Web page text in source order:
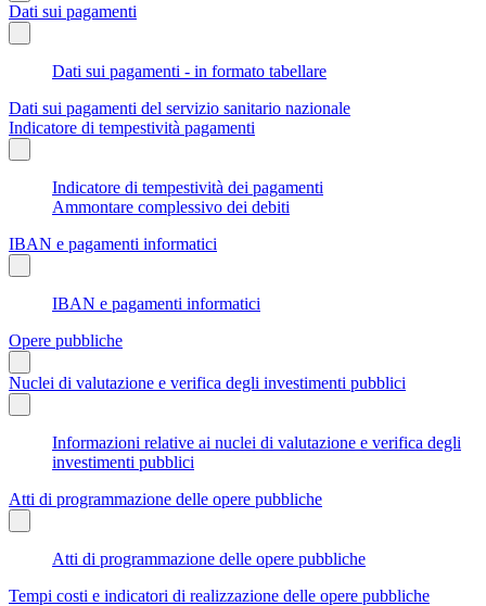
Dati sui pagamenti
Dati sui pagamenti - in formato tabellare
Dati sui pagamenti del servizio sanitario nazionale
Indicatore di tempestività pagamenti
Indicatore di tempestività dei pagamenti
Ammontare complessivo dei debiti
IBAN e pagamenti informatici
IBAN e pagamenti informatici
Opere pubbliche
Nuclei di valutazione e verifica degli investimenti pubblici
Informazioni relative ai nuclei di valutazione e verifica degli
investimenti pubblici
Atti di programmazione delle opere pubbliche
Atti di programmazione delle opere pubbliche
Tempi costi e indicatori di realizzazione delle opere pubbliche